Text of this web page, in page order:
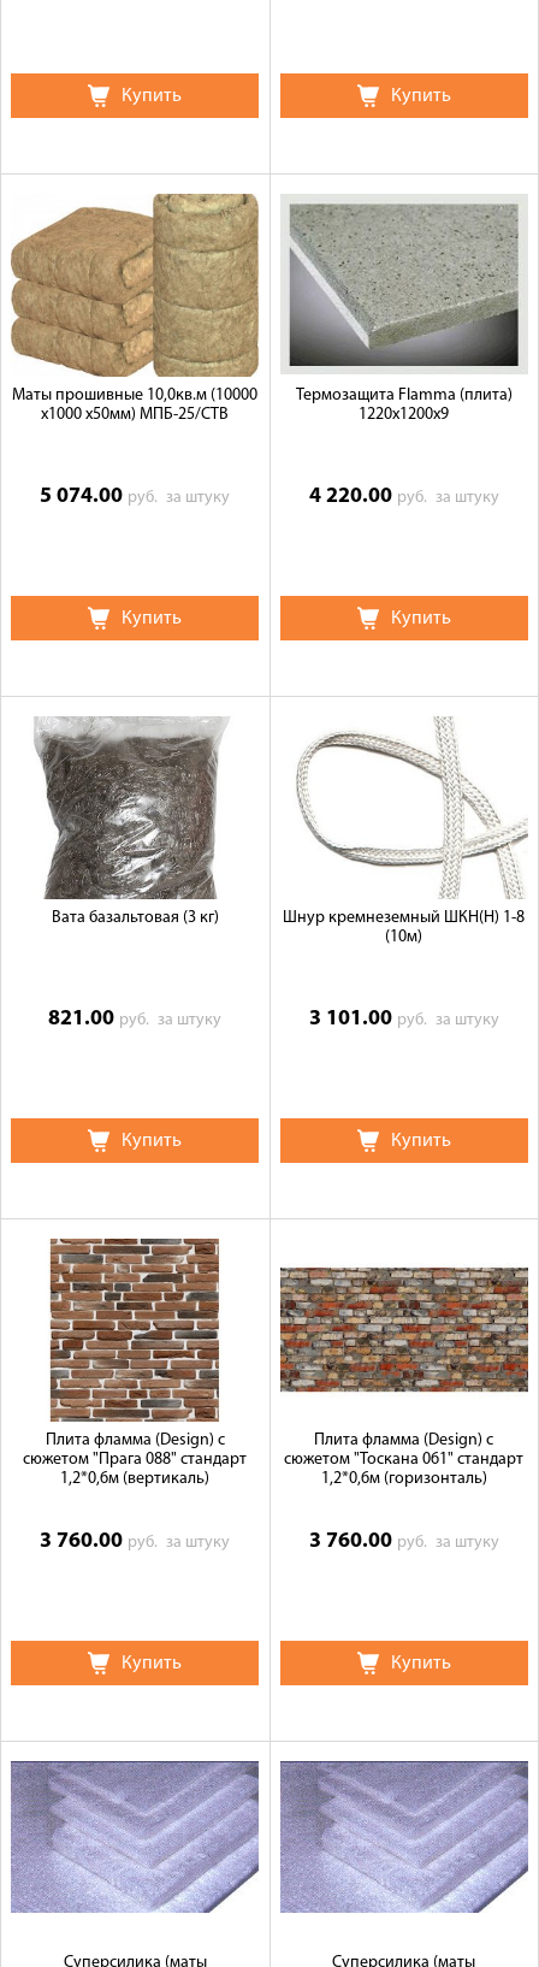
Купить Купить
Маты прошивные 10,0кв.м (10000
х1000 х50мм) МПБ-25/СТВ
5 074.00 руб.за штуку
Купить
Термозащита Flamma (плита)
1220x1200x9
4 220.00 руб. за штуку
Купить
Вата базальтовая (3 кг)
821.00 руб.за штуку
Купить
Шнур кремнеземный ШКН(Н) 1-8
(10м)
3 101.00 руб. за штуку
Купить
Плита фламма (Design) c
сюжетом "Прага 088" стандарт
1,2*0,6м (вертикаль)
3 760.00 руб.за штуку
Купить
Плита фламма (Design) c
сюжетом "Тоскана 061" стандарт
1,2*0,6м (горизонталь)
3 760.00 руб. за штуку
Купить
Суперсилика (маты
Суперсилика (маты